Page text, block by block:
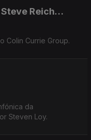
Reich…
Colin Currie Group.
da
Steven Loy.